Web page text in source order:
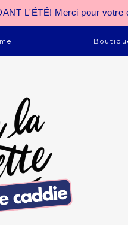
L'ÉTÉ! Merci pour votre